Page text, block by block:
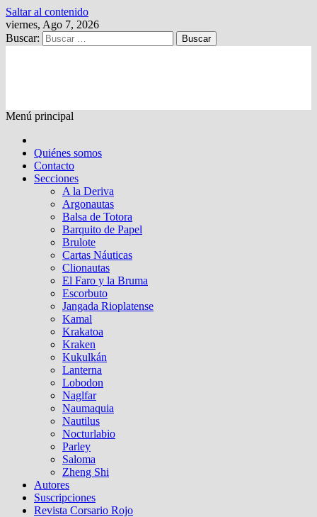
Saltar al contenido
viernes, Ago 7, 2026
Buscar:
Menú principal
Quiénes somos
Contacto
Secciones
A la Deriva
Argonautas
Balsa de Totora
Barquito de Papel
Brulote
Cartas Náuticas
Clionautas
El Faro y la Bruma
Escorbuto
Jangada Rioplatense
Kamal
Krakatoa
Kraken
Kukulkán
Lanterna
Lobodon
Naglfar
Naumaquia
Nautilus
Nocturlabio
Parley
Saloma
Zheng Shi
Autores
Suscripciones
Revista Corsario Rojo